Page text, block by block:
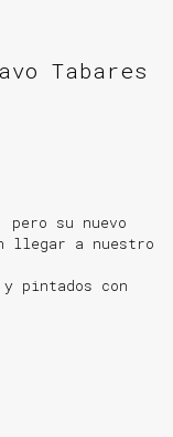
Tabares
pero su nuevo
llegar a nuestro
pintados con